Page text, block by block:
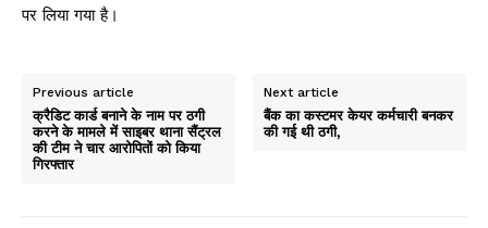
पर लिया गया है।
Previous article
क्रैडिट कार्ड बनाने के नाम पर ठगी
करने के मामले में साइबर थाना सैंट्रल
की टीम ने चार आरोपितों को किया
गिरफ्तार
Next article
बैंक का कस्टमर केयर कर्मचारी बनकर
की गई थी ठगी,